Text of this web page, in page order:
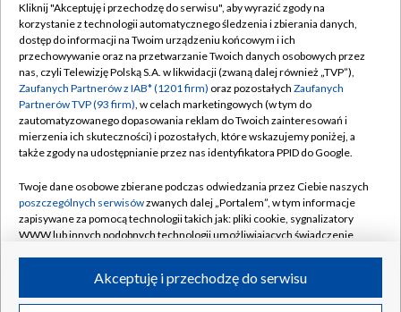
TVP
Abonament TVP
Emisja w TVP
Centrum informacji TVP
Naziemna Telewizja Cyfrowa
Rada Programowa
System NOS
Informacje o nadawcy
Program dla prasy
Regulamin TVP
Polityka prywatności
Moje zgody
Pomoc
Kontakt
Kanały
©2026 Telewizja Polska S.A. w likwidacji
Kliknij "Akceptuję i przechodzę do serwisu", aby wyrazić zgody na
korzystanie z technologii automatycznego śledzenia i zbierania danych,
dostęp do informacji na Twoim urządzeniu końcowym i ich
przechowywanie oraz na przetwarzanie Twoich danych osobowych przez
nas, czyli Telewizję Polską S.A. w likwidacji (zwaną dalej również „TVP”),
Zaufanych Partnerów z IAB* (1201 firm) oraz pozostałych Zaufanych
Partnerów TVP (93 firm), w celach marketingowych (w tym do
zautomatyzowanego dopasowania reklam do Twoich zainteresowań i
mierzenia ich skuteczności) i pozostałych, które wskazujemy poniżej, a
także zgody na udostępnianie przez nas identyfikatora PPID do Google.
Twoje dane osobowe zbierane podczas odwiedzania przez Ciebie naszych
poszczególnych serwisówzwanych dalej „Portalem”, w tym informacje
zapisywane za pomocą technologii takich jak: pliki cookie, sygnalizatory
WWW lub innych podobnych technologii umożliwiających świadczenie
ruchu w Internecie.Akceptuję i przechodzę do serwisu